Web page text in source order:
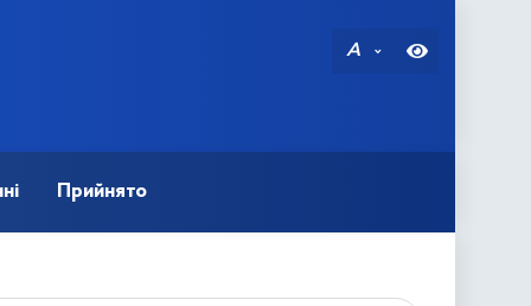
A
Прийнято